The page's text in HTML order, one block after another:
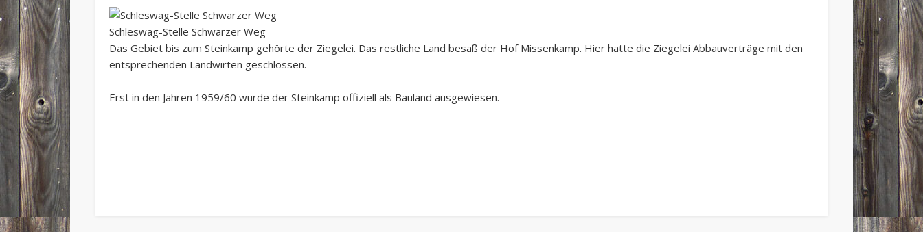
Schleswag-Stelle Schwarzer Weg
Das Gebiet bis zum Steinkamp gehörte der Ziegelei. Das restliche Land besaß der Hof Missenkamp. Hier hatte die Ziegelei Abbauverträge mit den
entsprechenden Landwirten geschlossen.
Erst in den Jahren 1959/60 wurde der Steinkamp offiziell als Bauland ausgewiesen.